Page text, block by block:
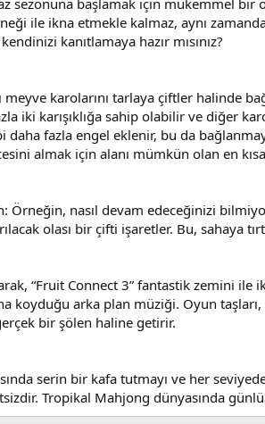
sezonuna başlamak için mükemmel
ile ikna etmekle kalmaz, aynı
kanıtlamaya hazır mısınız?
meyve karolarını tarlaya çiftler halinde
iki karışıklığa sahip olabilir ve diğer
fazla engel eklenir, bu da
almak için alanı mümkün olan en
Örneğin, nasıl devam edeceğinizi
olası bir çifti işaretler. Bu, sahaya
“Fruit Connect 3” fantastik zemini
koyduğu arka plan müziği. Oyun
bir şölen haline getirir.
serin bir kafa tutmayı ve her
Tropikal Mahjong dünyasında